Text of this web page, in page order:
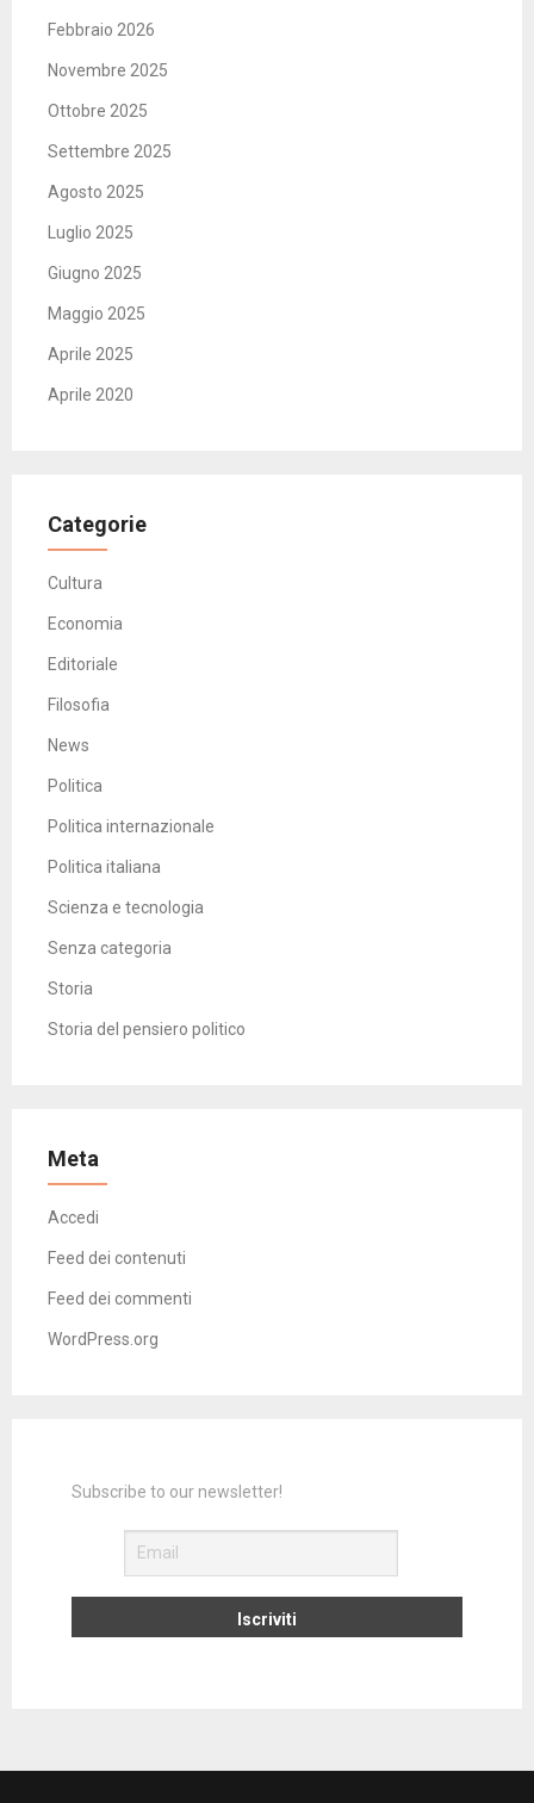
Febbraio 2026
Novembre 2025
Ottobre 2025
Settembre 2025
Agosto 2025
Luglio 2025
Giugno 2025
Maggio 2025
Aprile 2025
Aprile 2020
Categorie
Cultura
Economia
Editoriale
Filosofia
News
Politica
Politica internazionale
Politica italiana
Scienza e tecnologia
Senza categoria
Storia
Storia del pensiero politico
Meta
Accedi
Feed dei contenuti
Feed dei commenti
WordPress.org
Subscribe to our newsletter!